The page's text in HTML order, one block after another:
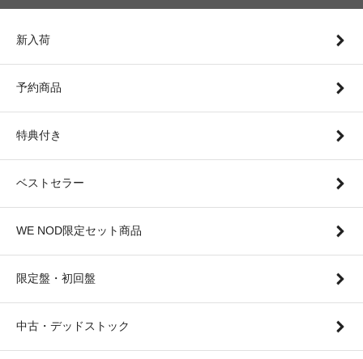
新入荷
予約商品
特典付き
ベストセラー
WE NOD限定セット商品
限定盤・初回盤
中古・デッドストック